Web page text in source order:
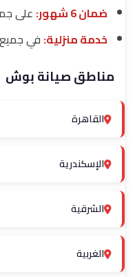
ضمان 6 شهور:
على
خدمة منزلية: في
مناطق صيانة بوش
القاهرة
الإسكندرية
الشرقية
الغربية